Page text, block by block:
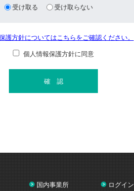
受け取る 受け取らない
護方針についてはこちらをご確認ください。
個人情報保護方針に同意
確 認
国内事業所 ログイン